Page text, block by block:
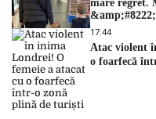
mare regret.
17:44
Atac violent
o foarfecă